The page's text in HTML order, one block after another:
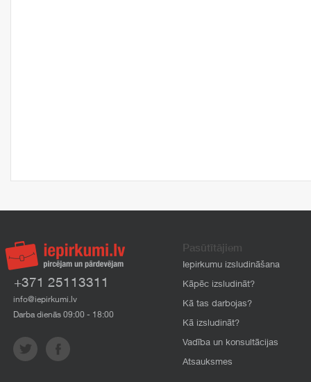
+371 25113311
info@iepirkumi.lv
Darba dienās 09:00 - 18:00
Pasūtītājiem
Iepirkumu izsludināšana
Kāpēc izsludināt?
Kā tas darbojas?
Kā izsludināt?
Vadība un konsultācijas
Atsauksmes